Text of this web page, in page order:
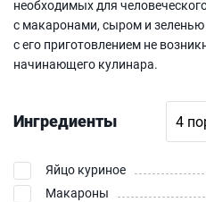
необходимых для
с макаронами, сыром и зеленью
с его приготовлением не
начинающего кулинара.
Ингредиенты
Яйцо куриное
Макароны